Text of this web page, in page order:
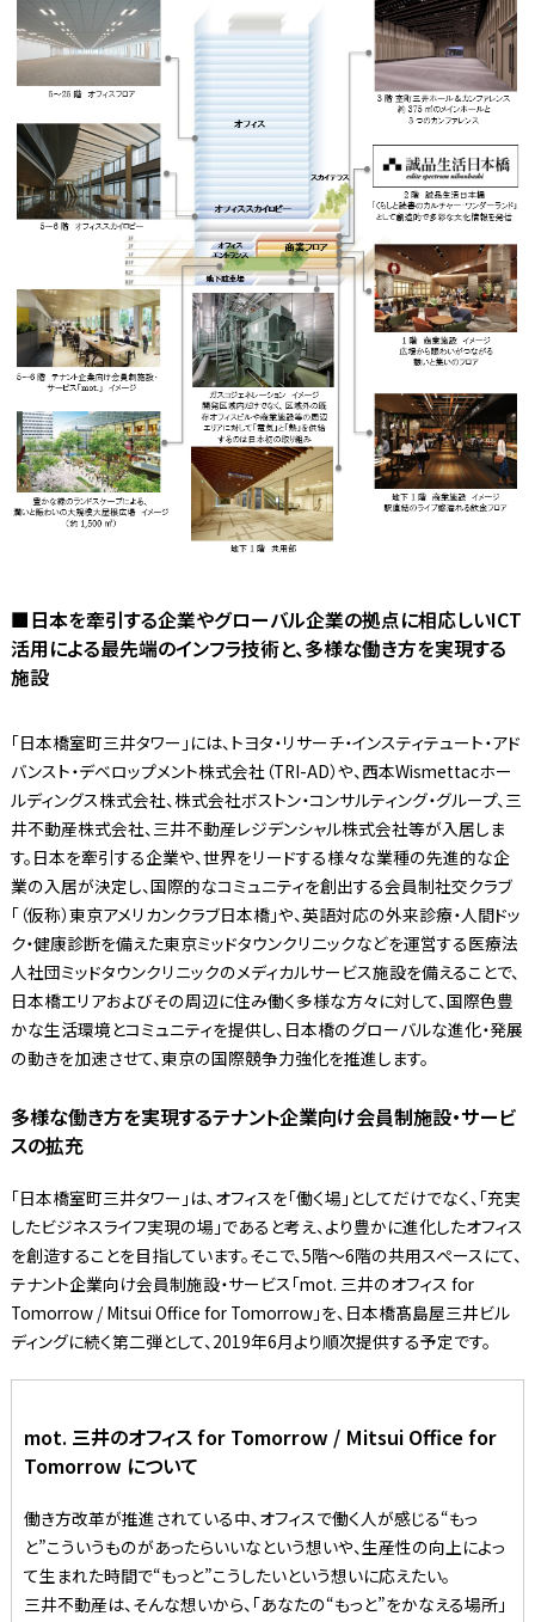
■日本を牽引する企業やグローバル企業の拠点に相応しいICT
活用による最先端のインフラ技術と、多様な働き方を実現する
施設
「日本橋室町三井タワー」には、トヨタ・リサーチ・インスティテュート・アド
バンスト・デベロップメント株式会社（TRI-AD）や、西本Wismettacホー
ルディングス株式会社、株式会社ボストン・コンサルティング・グループ、三
井不動産株式会社、三井不動産レジデンシャル株式会社等が入居しま
す。日本を牽引する企業や、世界をリードする様々な業種の先進的な企
業の入居が決定し、国際的なコミュニティを創出する会員制社交クラブ
「（仮称）東京アメリカンクラブ日本橋」や、英語対応の外来診療・人間ドッ
ク・健康診断を備えた東京ミッドタウンクリニックなどを運営する医療法
人社団ミッドタウンクリニックのメディカルサービス施設を備えることで、
日本橋エリアおよびその周辺に住み働く多様な方々に対して、国際色豊
かな生活環境とコミュニティを提供し、日本橋のグローバルな進化・発展
の動きを加速させて、東京の国際競争力強化を推進します。
多様な働き方を実現するテナント企業向け会員制施設・サービ
スの拡充
「日本橋室町三井タワー」は、オフィスを「働く場」としてだけでなく、「充実
したビジネスライフ実現の場」であると考え、より豊かに進化したオフィス
を創造することを目指しています。そこで、5階～6階の共用スペースにて、
テナント企業向け会員制施設・サービス「mot. 三井のオフィス for
Tomorrow / Mitsui Office for Tomorrow」を、日本橋髙島屋三井ビル
ディングに続く第二弾として、2019年6月より順次提供する予定です。
mot. 三井のオフィス for Tomorrow / Mitsui Office for
Tomorrow について
働き方改革が推進されている中、オフィスで働く人が感じる“もっ
と”こういうものがあったらいいなという想いや、生産性の向上によっ
て生まれた時間で“もっと”こうしたいという想いに応えたい。
三井不動産は、そんな想いから、「あなたの“もっと”をかなえる場所」